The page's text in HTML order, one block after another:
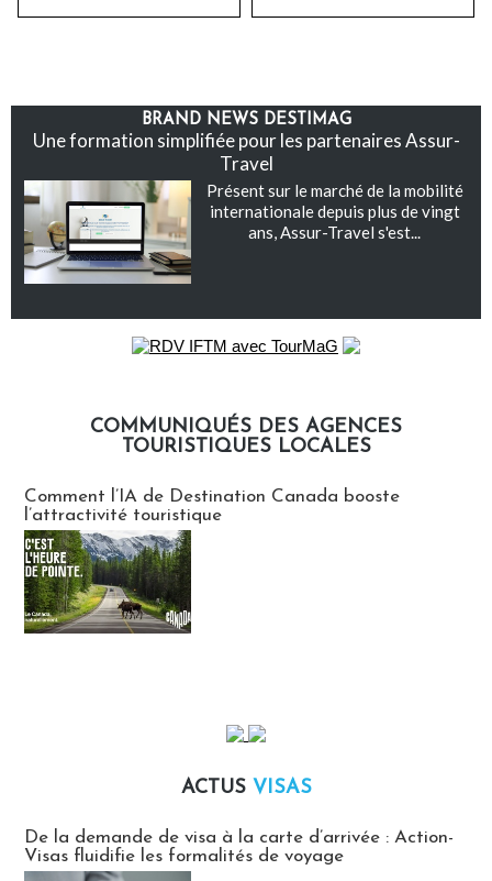
BRAND NEWS DESTIMAG
Une formation simplifiée pour les partenaires Assur-
Travel
Présent sur le marché de la mobilité
internationale depuis plus de vingt
ans, Assur-Travel s'est...
COMMUNIQUÉS DES AGENCES
TOURISTIQUES LOCALES
Comment l’IA de Destination Canada booste
l’attractivité touristique
ACTUS VISAS
De la demande de visa à la carte d’arrivée : Action-
Visas fluidifie les formalités de voyage